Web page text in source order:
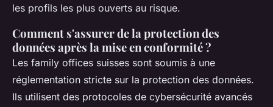
les profils les plus ouverts au risque.
Comment s'assurer de la protection des
données après la mise en conformité ?
Les family offices suisses sont soumis à une
réglementation stricte sur la protection des données.
Ils utilisent des protocoles de cybersécurité avancés